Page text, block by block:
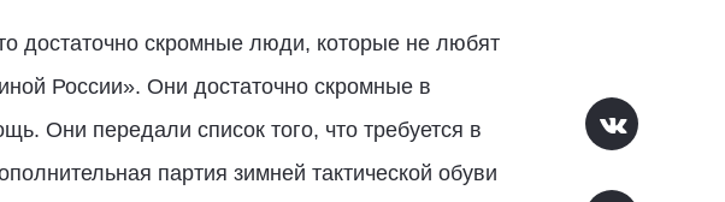
достаточно скромные люди, которые не любят
России». Они достаточно скромные в
Они передали список того, что требуется в
партия зимней тактической обуви